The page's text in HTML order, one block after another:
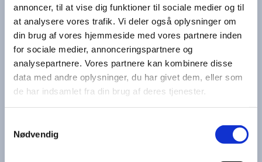
annoncer, til at vise dig funktioner til sociale medier og til
at analysere vores trafik. Vi deler også oplysninger om
din brug af vores hjemmeside med vores partnere inden
for sociale medier, annonceringspartnere og
analysepartnere. Vores partnere kan kombinere disse
data med andre oplysninger, du har givet dem, eller som
de har indsamlet fra din brug af deres tjenester.
Nødvendig
Ifølge persondataloven skal dine personlige
oplysninger opbevares sikkert og fortroligt. Vi
gemmer dine personlige oplysninger på
computere med begrænset adgang, som er
placeret i kontrollerede faciliteter, og vores
sikkerhedsforanstaltninger kontrolleres løbende for
at afgøre, om vores brugeroplysninger håndteres
forsvarligt, og under stadig hensyntagen til dine
rettigheder som bruger. Vi kan dog ikke garantere
internettet. Det betyder, at der kan være en risiko
for, at andre uberettiget tiltvinger sig adgang til